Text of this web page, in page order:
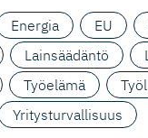
Energia EU
Lainsäädäntö
Työelämä
Yritysturvallisuus